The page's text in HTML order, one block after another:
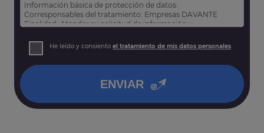
Información básica de protección de datos:
Corresponsables del tratamiento: Empresas DAVANTE
Finalidad: Atender su solicitud de información y
Derechos: Puede acceder, rectificar y suprimir sus datos,
así como otros derechos tal y como se explica en nuestra
He leído y consiento el tratamiento de mis datos personales
ENVIAR